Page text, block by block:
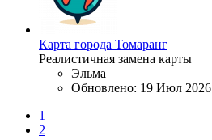
Карта города Томаранг
Реалистичная замена карты
Эльма
Обновлено: 19 Июл 2026
1
2